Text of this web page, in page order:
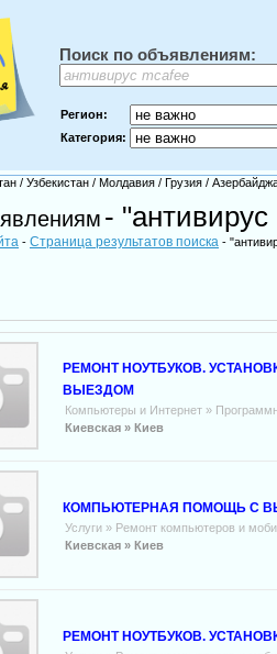
Поиск по объявлениям:
Регион:
Категория:
/ Узбекистан / Молдавия / Грузия /
-
- Страница результатов поиска -
РЕМОНТ НОУТБУКОВ.
ВЫЕЗДОМ
Компьютеры и Интернет »
Киевская » Киев
КОМПЬЮТЕРНАЯ ПОМОЩЬ С
Услуги » Ремонт компьютеров и
Киевская » Киев
РЕМОНТ НОУТБУКОВ.